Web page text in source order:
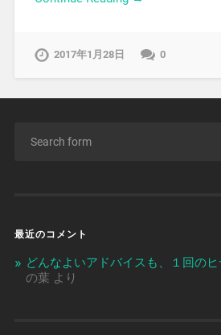
2017年1月28日 0
最近のコメント
どんなよいアドバイスも、１回の
の葉 より